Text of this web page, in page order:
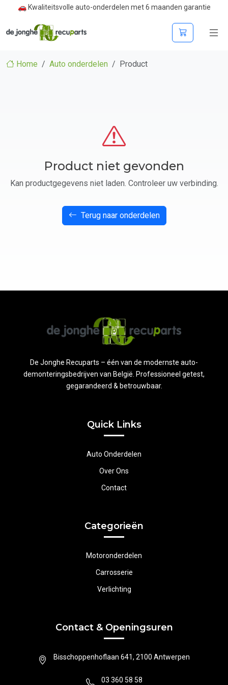
🚗 Kwaliteitsvolle auto-onderdelen met 6 maanden garantie
Home Auto onderdelen Product
Product niet gevonden
Kan productgegevens niet laden. Controleer uw verbinding.
Terug naar onderdelen
De Jonghe Recuparts – één van de modernste auto-
demonteringsbedrijven van België. Professioneel getest,
gegarandeerd & betrouwbaar.
Quick Links
Auto Onderdelen
Over Ons
Contact
Categorieën
Motoronderdelen
Carrosserie
Verlichting
Contact & Openingsuren
Bisschoppenhoflaan 641, 2100 Antwerpen
03 360 58 58